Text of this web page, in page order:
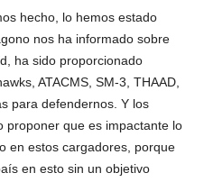
hecho, lo hemos estado
nos ha informado sobre
ha sido proporcionado
ATACMS, SM-3, THAAD,
para defendernos. Y los
proponer que es impactante lo
en estos cargadores, porque
en esto sin un objetivo